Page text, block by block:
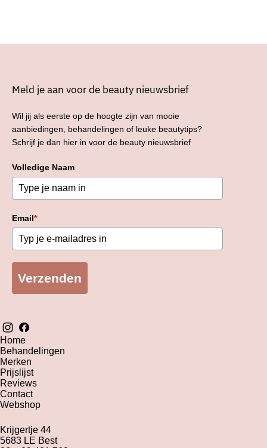
Meld je aan voor de beauty nieuwsbrief
Wil jij als eerste op de hoogte zijn van mooie
aanbiedingen, behandelingen of leuke beautytips?
Schrijf je dan hier in voor de beauty nieuwsbrief
Volledige Naam
Email*
Verzenden
Home
Behandelingen
Merken
Prijslijst
Reviews
Contact
Webshop
Krijgertje 44
5683 LE Best